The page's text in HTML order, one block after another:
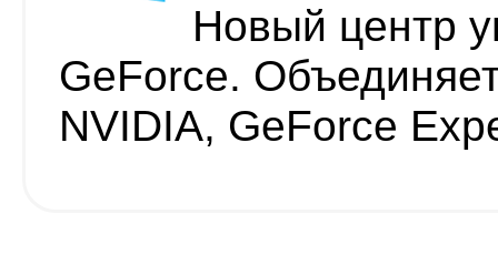
Новый центр
GeForce.
NVIDIA, GeForce